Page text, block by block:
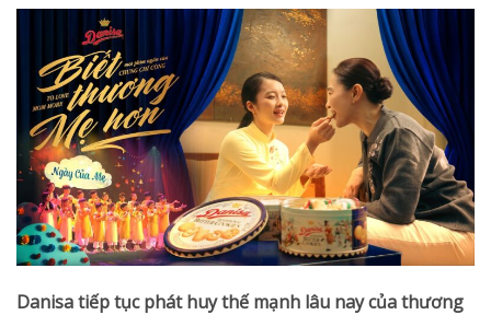
Danisa tiếp tục phát huy thế mạnh lâu nay của thương